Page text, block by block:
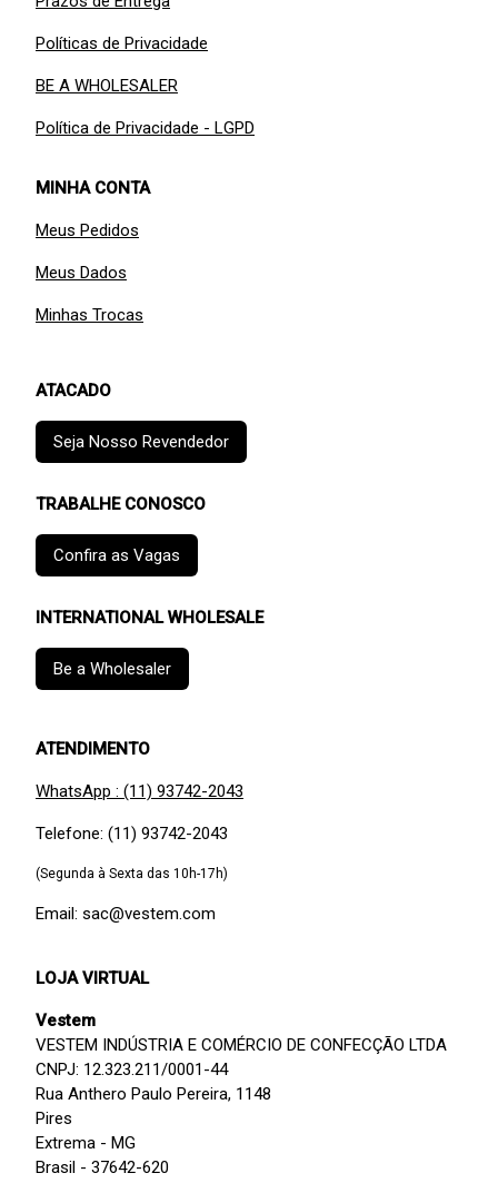
Políticas de Privacidade
BE A WHOLESALER
Política de Privacidade - LGPD
MINHA CONTA
Meus Pedidos
Meus Dados
Minhas Trocas
ATACADO
Seja Nosso Revendedor
TRABALHE CONOSCO
Confira as Vagas
INTERNATIONAL WHOLESALE
Be a Wholesaler
ATENDIMENTO
WhatsApp : (11) 93742-2043
Telefone: (11) 93742-2043
(Segunda à Sexta das 10h-17h)
Email: sac@vestem.com
LOJA VIRTUAL
Vestem
VESTEM INDÚSTRIA E COMÉRCIO DE CONFECÇÃO LTDA
CNPJ: 12.323.211/0001-44
Rua Anthero Paulo Pereira, 1148
Pires
Extrema - MG
Brasil - 37642-620